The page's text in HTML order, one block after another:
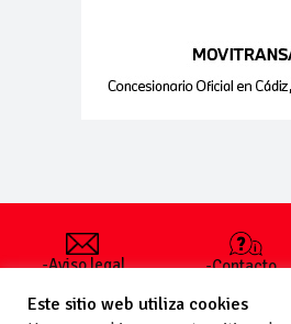
-Aviso legal
generales
-Contacto
publicar un
Este sitio web utiliza cookies